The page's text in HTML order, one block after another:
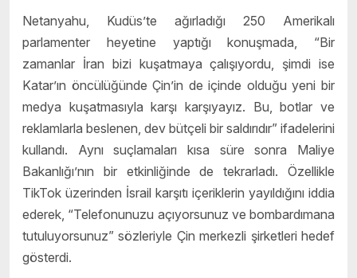
Netanyahu, Kudüs’te ağırladığı 250 Amerikalı
parlamenter heyetine yaptığı konuşmada, “Bir
zamanlar İran bizi kuşatmaya çalışıyordu, şimdi ise
Katar’ın öncülüğünde Çin’in de içinde olduğu yeni bir
medya kuşatmasıyla karşı karşıyayız. Bu, botlar ve
reklamlarla beslenen, dev bütçeli bir saldırıdır” ifadelerini
kullandı. Aynı suçlamaları kısa süre sonra Maliye
Bakanlığı’nın bir etkinliğinde de tekrarladı. Özellikle
TikTok üzerinden İsrail karşıtı içeriklerin yayıldığını iddia
ederek, “Telefonunuzu açıyorsunuz ve bombardımana
tutuluyorsunuz” sözleriyle Çin merkezli şirketleri hedef
gösterdi.